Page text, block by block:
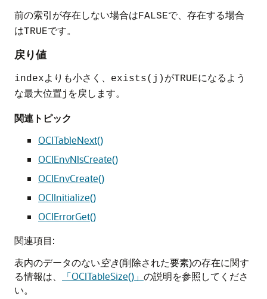
前の索引が存在しない場合はFALSEで、存在する場合
はTRUEです。
戻り値
indexよりも小さく、 exists(j) がTRUEになるよう
な最大位置j を戻します。
関連トピック
OCITableNext()
OCIEnvNlsCreate()
OCIEnvCreate()
OCIInitialize()
OCIErrorGet()
関連項目:
表内のデータのない空き(削除された要素)の存在に関す
る情報は、
「OCITableSize()」 の説明を参照してくださ
い。